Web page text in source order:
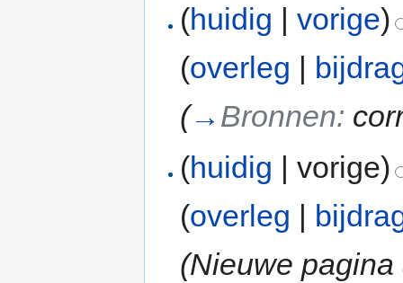
(huidig |vorige)
(overleg |
(→ Bronnen:
(huidig | vorige)
(overleg
(Nieuwe